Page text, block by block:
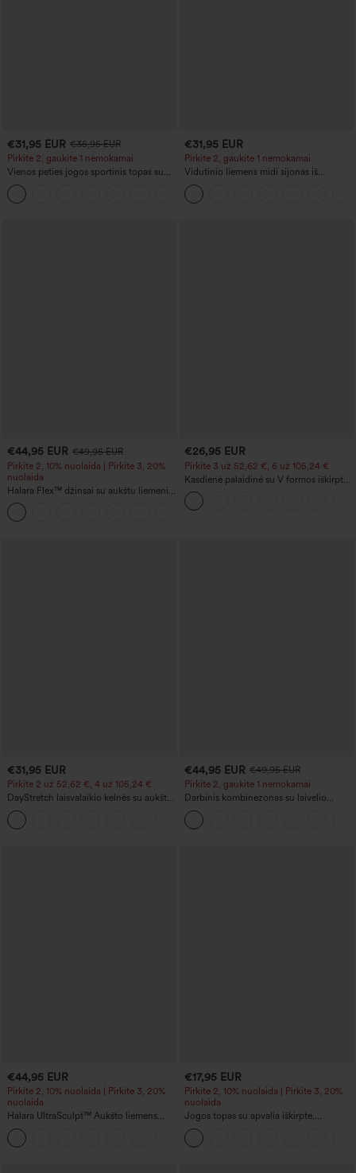
€31,95 EUR €35,95 EUR
Pirkite 2, gaukite 1 nemokamai
Vienos peties jogos sportinis topas su
ilgomis rankovėmis ir nykščio anga,
išlenktu apačios kraštu (aukštai priekyje,
žemai gale), greitai džiūstantis, su
€31,95 EUR
Pirkite 2, gaukite 1 nemokamai
Vidutinio liemens midi sijonas iš
kordurovo audinio su priekinėmis
šoninėmis kišenėmis su atvartais,
kasdieninis
€44,95 EUR €49,95 EUR
Pirkite 2, 10% nuolaida | Pirkite 3, 20%
nuolaida
Halara Flex™ džinsai su aukštu liemeniu,
kišenėmis, susukta apačia, plačiomis
kojomis ir išplovimo efektu —
kasdieniam stiliui.
€26,95 EUR
Pirkite 3 už 52,62 €, 6 už 105,24 €
Kasdienė palaidinė su V formos iškirpte
ir pūstomis trumpomis rankovėmis
€31,95 EUR
Pirkite 2 už 52,62 €, 4 už 105,24 €
DayStretch laisvalaikio kelnės su aukštu
liemeniu, cilindro formos kojomis ir
kišenėmis
€44,95 EUR €49,95 EUR
Pirkite 2, gaukite 1 nemokamai
Darbinis kombinezonas su laivelio
iškirpte, be rankovių, su raišteliais
šonuose, su vėsinančiu prisilietimu,
dryžuotas, su kišenėmis — leidimas Easy
€44,95 EUR
Pirkite 2, 10% nuolaida | Pirkite 3, 20%
nuolaida
Halara UltraSculpt™ Aukšto liemens
plačios jogos kelnės su pilvo kontrole,
spalvotais blokiniais dryžiais ir kišenėmis
€17,95 EUR
Pirkite 2, 10% nuolaida | Pirkite 3, 20%
nuolaida
Jogos topas su apvalia iškirpte,
raukiniais ir vėsinančiu pojūčiu —
UPF50+